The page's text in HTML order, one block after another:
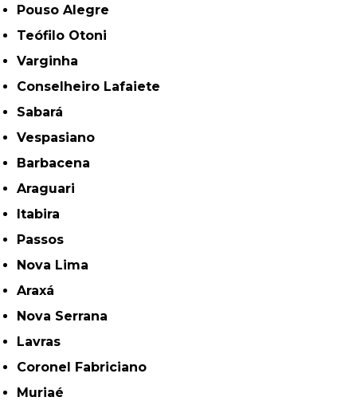
Pouso Alegre
Teófilo Otoni
Varginha
Conselheiro Lafaiete
Sabará
Vespasiano
Barbacena
Araguari
Itabira
Passos
Nova Lima
Araxá
Nova Serrana
Lavras
Coronel Fabriciano
Muriaé